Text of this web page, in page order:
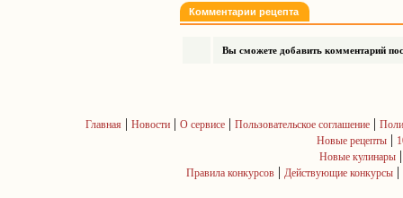
Комментарии рецепта
Вы сможете добавить комментарий
Главная | Новости| О сервисе| Пользовательское соглашение|
Новые рецепты |
Новые кулинары
Правила конкурсов | Действующие конкурсы |